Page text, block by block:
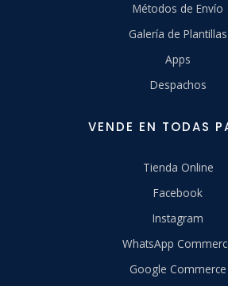
Métodos de Envío
Galería de Plantillas
Apps
Despachos
VENDE EN TODAS
Tienda Online
Facebook
Instagram
WhatsApp
Google Commerce